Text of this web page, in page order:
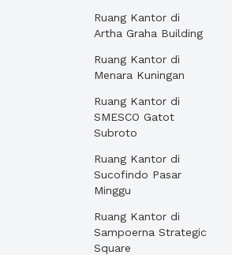
Ruang Kantor di
Artha Graha Building
Ruang Kantor di
Menara Kuningan
Ruang Kantor di
SMESCO Gatot
Subroto
Ruang Kantor di
Sucofindo Pasar
Minggu
Ruang Kantor di
Sampoerna Strategic
Square